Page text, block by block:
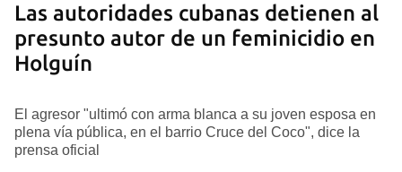
Las autoridades cubanas detienen al
presunto autor de un feminicidio en
Holguín
El agresor "ultimó con arma blanca a su joven esposa en
plena vía pública, en el barrio Cruce del Coco", dice la
prensa oficial